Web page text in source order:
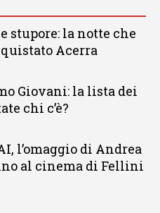
stupore: la notte che
Acerra
Giovani: la lista dei
chi c’è?
l’omaggio di Andrea
al cinema di Fellini